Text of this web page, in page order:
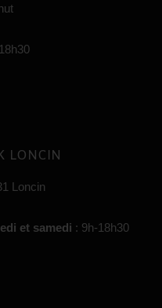
LONCIN
Loncin
et samedi : 9h-18h30